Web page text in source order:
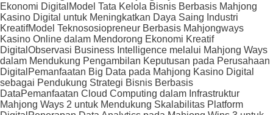
Ekonomi Digital Model Tata Kelola Bisnis Berbasis Mahjong
Kasino Digital untuk Meningkatkan Daya Saing Industri
KreatifModel Teknososiopreneur Berbasis Mahjongways
Kasino Online dalam Mendorong Ekonomi Kreatif
Digital Observasi Business Intelligence melalui Mahjong Ways
dalam Mendukung Pengambilan Keputusan pada Perusahaan
Digital Pemanfaatan Big Data pada Mahjong Kasino Digital
sebagai Pendukung Strategi Bisnis Berbasis
DataPemanfaatan Cloud Computing dalam Infrastruktur
Mahjong Ways 2 untuk Mendukung Skalabilitas Platform